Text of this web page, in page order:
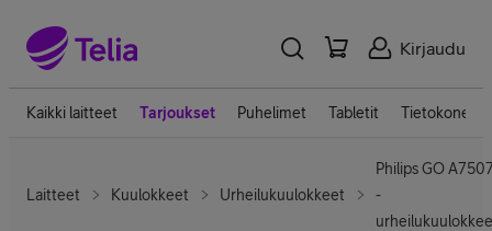
Kirjaudu
Kaikki laitteet Tarjoukset Puhelimet Tabletit Tietokoneet
Laitteet Kuulokkeet Urheilukuulokkeet
Philips GO
-